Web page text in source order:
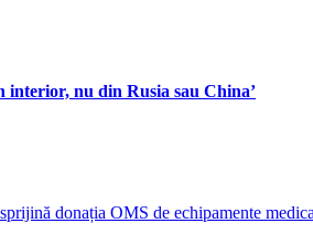
interior, nu din Rusia sau China’
donația OMS de echipamente